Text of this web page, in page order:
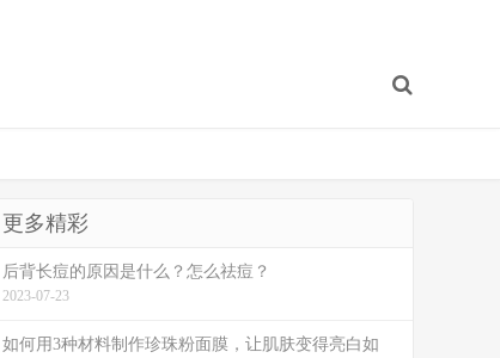
更多精彩
后背长痘的原因是什么？怎么祛痘？
2023-07-23
如何用3种材料制作珍珠粉面膜，让肌肤变得亮白如